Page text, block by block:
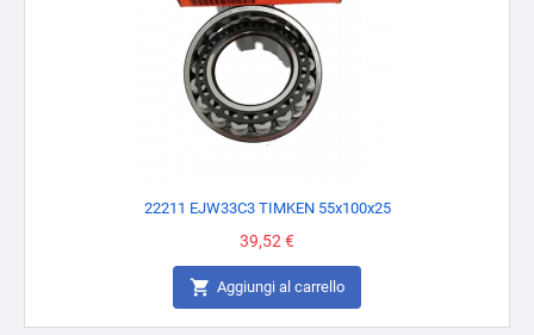
22211 EJW33C3 TIMKEN 55x100x25
Prezzo
39,52 €
 Aggiungi al carrello